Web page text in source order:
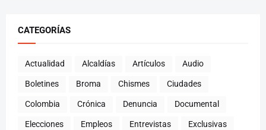
CATEGORÍAS
Actualidad Alcaldías Artículos Audio
Boletines Broma Chismes Ciudades
Colombia Crónica Denuncia Documental
Elecciones Empleos Entrevistas Exclusivas